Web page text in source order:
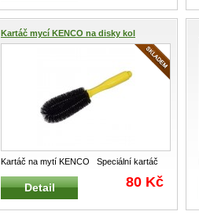
Kartáč mycí KENCO na disky kol
Kartáč na mytí KENCO Speciální kartáč
na mytí a údržbu K
Detail 80 Kč